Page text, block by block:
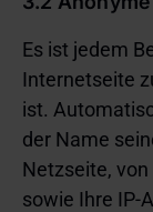
Es ist jedem
Internetseite
ist.
der Name
Netzseite,
sowie Ihre IP-